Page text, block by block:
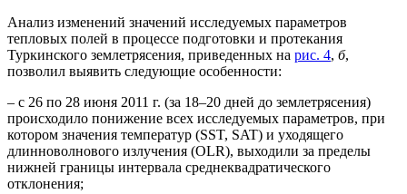
Анализ изменений значений исследуемых параметров
тепловых полей в процессе подготовки и протекания
Туркинского землетрясения, приведенных на рис. 4, б,
позволил выявить следующие особенности:
– с 26 по 28 июня 2011 г. (за 18–20 дней до землетрясения)
происходило понижение всех исследуемых параметров, при
котором значения температур (SST, SAT) и уходящего
длинноволнового излучения (OLR), выходили за пределы
нижней границы интервала среднеквадратического
отклонения;